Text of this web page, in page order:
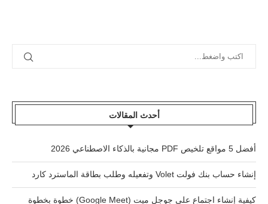
أحدث المقالات
أفضل 5 مواقع تلخيص PDF مجانية بالذكاء الاصطناعي 2026
إنشاء حساب بنك فولت Volet وتفعيله وطلب بطاقة الماسترد كارد
كيفية إنشاء اجتماع على جوجل ميت (Google Meet) خطوة بخطوة